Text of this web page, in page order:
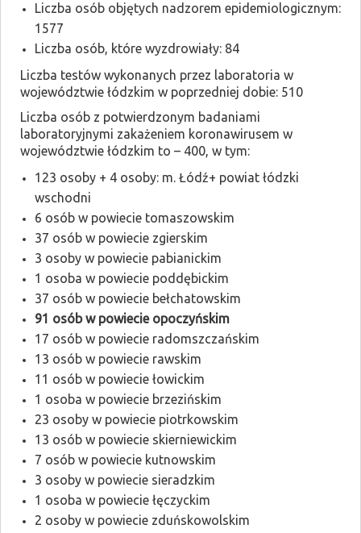
Liczba osób objętych nadzorem epidemiologicznym:
1577
Liczba osób, które wyzdrowiały: 84
Liczba testów wykonanych przez laboratoria w
województwie łódzkim w poprzedniej dobie: 510
Liczba osób z potwierdzonym badaniami
laboratoryjnymi zakażeniem koronawirusem w
województwie łódzkim to – 400, w tym:
123 osoby + 4 osoby: m. Łódź+ powiat łódzki
wschodni
6 osób w powiecie tomaszowskim
37 osób w powiecie zgierskim
3 osoby w powiecie pabianickim
1 osoba w powiecie poddębickim
37 osób w powiecie bełchatowskim
91 osób w powiecie opoczyńskim
17 osób w powiecie radomszczańskim
13 osób w powiecie rawskim
11 osób w powiecie łowickim
1 osoba w powiecie brzezińskim
23 osoby w powiecie piotrkowskim
13 osób w powiecie skierniewickim
7 osób w powiecie kutnowskim
3 osoby w powiecie sieradzkim
1 osoba w powiecie łęczyckim
2 osoby w powiecie zduńskowolskim